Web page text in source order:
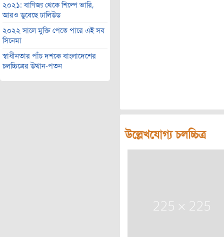
২০২১: বাণিজ্য থেকে শিল্পে ভারি,
আরও ডুবেছে ঢালিউড
২০২২ সালে মুক্তি পেতে পারে এই সব
সিনেমা
স্বাধীনতার পাঁচ দশকে বাংলাদেশের
চলচ্চিত্রের উত্থান-পতন
উল্লেখযোগ্য চলচ্চিত্র